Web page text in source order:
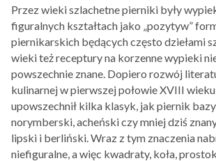
Przez wieki szlachetne pierniki były
figuralnych kształtach jako „pozytyw”
piernikarskich będących często dziełami
wieki też receptury na korzenne wypieki
powszechnie znane. Dopiero rozwój
kulinarnej w pierwszej połowie XVIII wieku
upowszechnił kilka klasyk, jak piernik
norymberski, acheński czy mniej dziś
lipski i berliński. Wraz z tym znaczenia
niefiguralne, a więc kwadraty, koła,